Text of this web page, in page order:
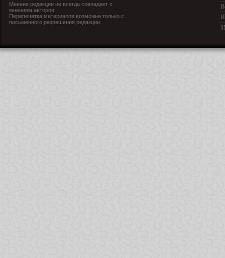
Мнение редакции не всегда совпадает с
мнением авторов.
Перепечатка материалов возможна только с
письменного разрешения редакции.